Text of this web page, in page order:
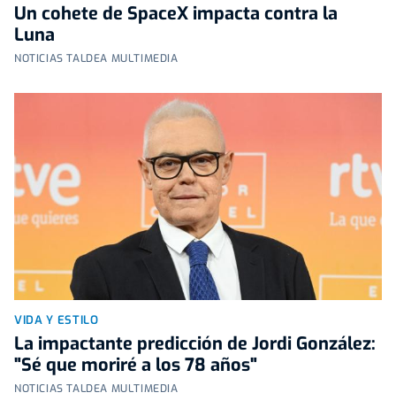
Un cohete de SpaceX impacta contra la
Luna
NOTICIAS TALDEA MULTIMEDIA
VIDA Y ESTILO
La impactante predicción de Jordi González:
"Sé que moriré a los 78 años"
NOTICIAS TALDEA MULTIMEDIA